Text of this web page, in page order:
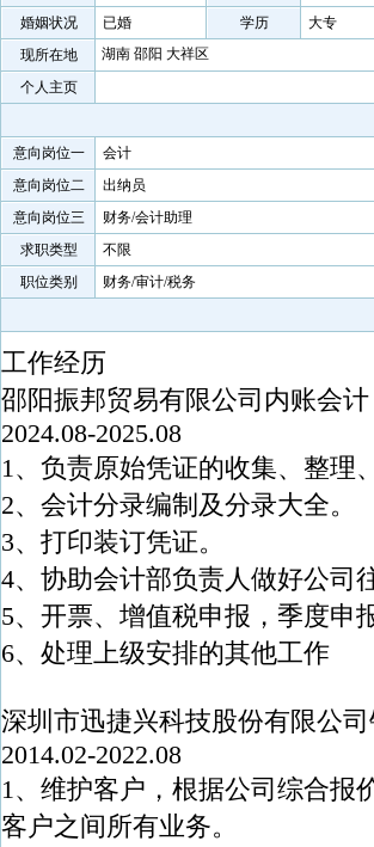
婚姻状况
已婚 学历
大专
现所在地
湖南 邵阳 大祥区
个人主页
意向岗位一
会计
意向岗位二
出纳员
意向岗位三
财务/会计助理
求职类型
不限
职位类别
财务/审计/税务
工作经历
邵阳振邦贸易有限公司内账会计
2024.08-2025.08
1、负责原始凭证的收集、整理
2、会计分录编制及分录大全。
3、打印装订凭证。
4、协助会计部负责人做好公司
5、开票、增值税申报，季度申
6、处理上级安排的其他工作
深圳市迅捷兴科技股份有限公
2014.02-2022.08
1、维护客户，根据公司综合报
客户之间所有业务。